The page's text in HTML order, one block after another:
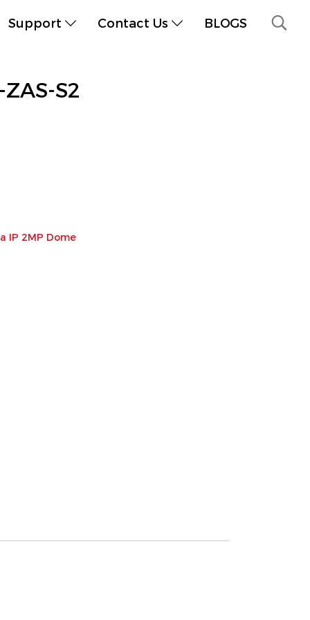
Support Contact Us BLOGS
S2
IP 2MP Dome